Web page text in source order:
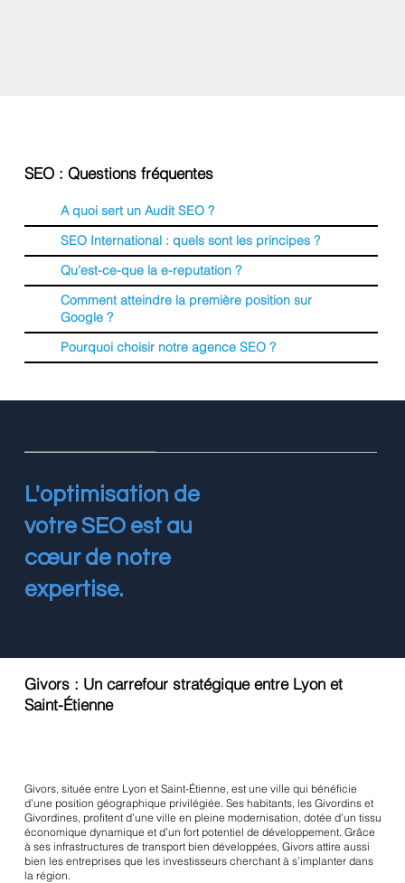
SEO : Questions fréquentes
A quoi sert un Audit SEO ?
SEO International : quels sont les principes ?
Qu'est-ce-que la e-reputation ?
Comment atteindre la première position sur
Google ?
Pourquoi choisir notre agence SEO ?
L'optimisation de
votre SEO est au
cœur de notre
expertise.
Givors : Un carrefour stratégique entre Lyon et
Saint-Étienne
Givors, située entre Lyon et Saint-Étienne, est une ville qui bénéficie
d’une position géographique privilégiée. Ses habitants, les Givordins et
Givordines, profitent d’une ville en pleine modernisation, dotée d’un tissu
économique dynamique et d’un fort potentiel de développement. Grâce
à ses infrastructures de transport bien développées, Givors attire aussi
bien les entreprises que les investisseurs cherchant à s’implanter dans
la région.